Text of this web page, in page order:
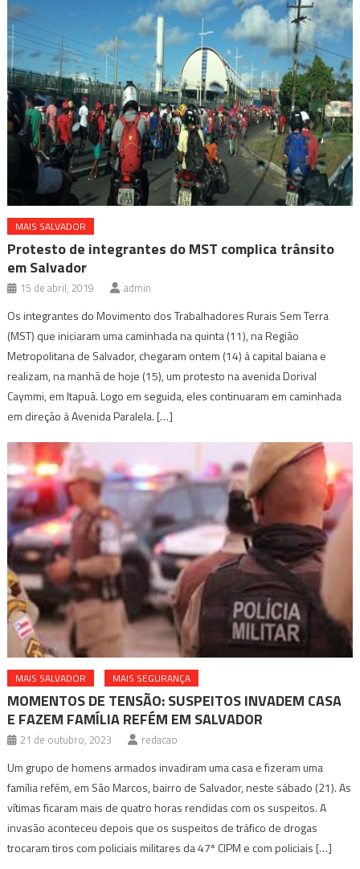
MAIS SALVADOR
Protesto de integrantes do MST complica trânsito
em Salvador
15 de abril, 2019 admin
Os integrantes do Movimento dos Trabalhadores Rurais Sem Terra
(MST) que iniciaram uma caminhada na quinta (11), na Região
Metropolitana de Salvador, chegaram ontem (14) à capital baiana e
realizam, na manhã de hoje (15), um protesto na avenida Dorival
Caymmi, em Itapuã. Logo em seguida, eles continuaram em caminhada
em direção à Avenida Paralela. […]
MAIS SALVADOR MAIS SEGURANÇA
MOMENTOS DE TENSÃO: SUSPEITOS INVADEM CASA
E FAZEM FAMÍLIA REFÉM EM SALVADOR
21 de outubro, 2023 redacao
Um grupo de homens armados invadiram uma casa e fizeram uma
família refém, em São Marcos, bairro de Salvador, neste sábado (21). As
vítimas ficaram mais de quatro horas rendidas com os suspeitos. A
invasão aconteceu depois que os suspeitos de tráfico de drogas
trocaram tiros com policiais militares da 47ª CIPM e com policiais […]